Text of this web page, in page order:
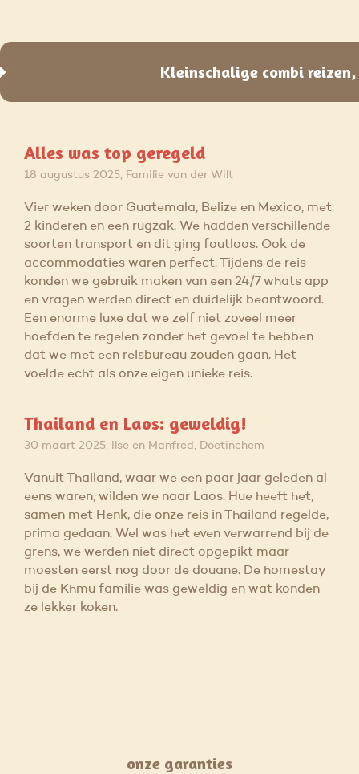
Kleinschalige combi
Alles was top geregeld
18 augustus 2025, Familie van der Wilt
Vier weken door Guatemala, Belize en Mexico, met
2 kinderen en een rugzak. We hadden verschillende
soorten transport en dit ging foutloos. Ook de
accommodaties waren perfect. Tijdens de reis
konden we gebruik maken van een 24/7 whats app
en vragen werden direct en duidelijk beantwoord.
Een enorme luxe dat we zelf niet zoveel meer
hoefden te regelen zonder het gevoel te hebben
dat we met een reisbureau zouden gaan. Het
voelde echt als onze eigen unieke reis.
Thailand en Laos: geweldig!
30 maart 2025, Ilse en Manfred, Doetinchem
Vanuit Thailand, waar we een paar jaar geleden al
eens waren, wilden we naar Laos. Hue heeft het,
samen met Henk, die onze reis in Thailand regelde,
prima gedaan. Wel was het even verwarrend bij de
grens, we werden niet direct opgepikt maar
moesten eerst nog door de douane. De homestay
bij de Khmu familie was geweldig en wat konden
ze lekker koken.
onze garanties